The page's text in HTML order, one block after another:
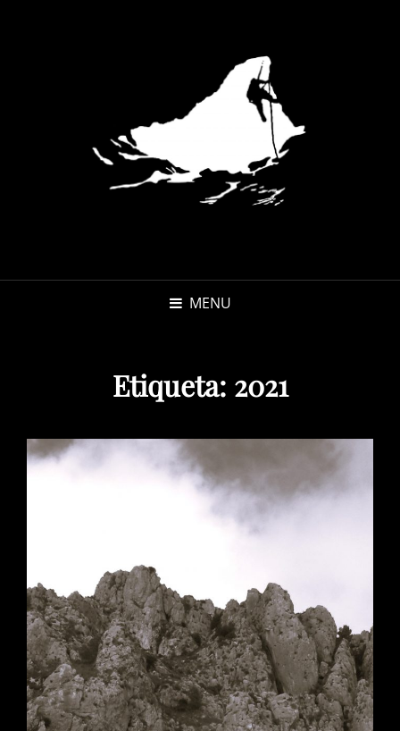
MENU
Etiqueta: 2021